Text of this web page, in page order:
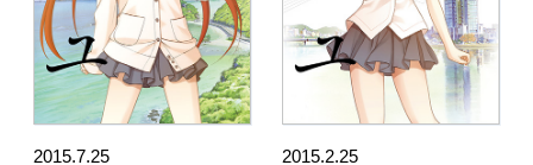
2015.7.25
2015.2.25